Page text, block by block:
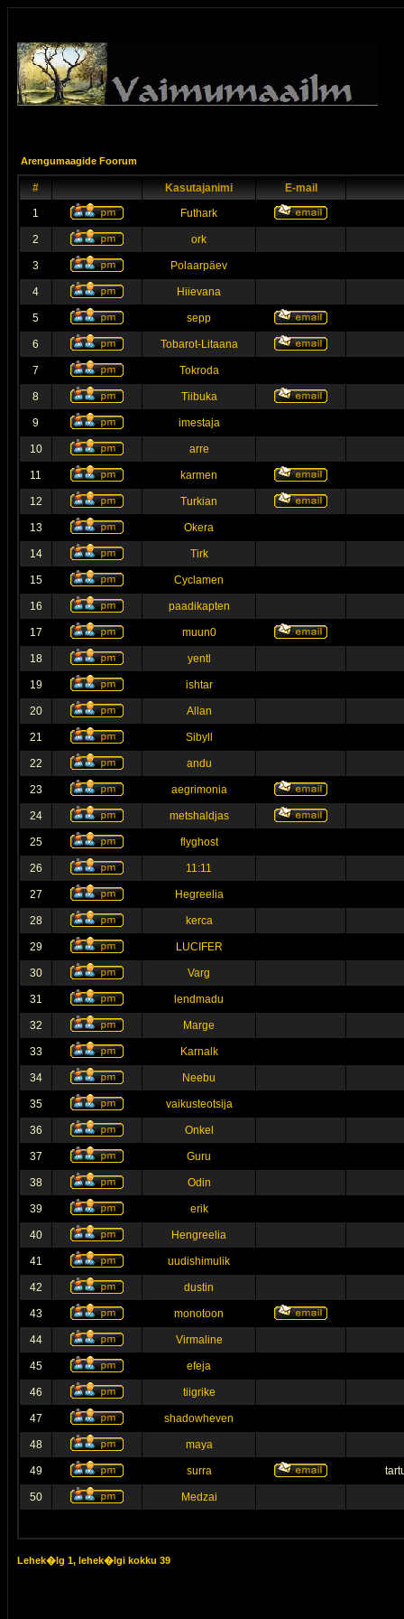
Arengumaagide Foorum
# Kasutajanimi
E-mail
1
Futhark
2 ork
3 Polaarpäev
4 Hiievana
5 sepp
6 Tobarot-Litaana
7 Tokroda
8 Tiibuka
9 imestaja
10 arre
11 karmen
12 Turkian
13 Okera
14 Tirk
15 Cyclamen
16 paadikapten
17 muun0
18 yentl
19 ishtar
20 Allan
21 Sibyll
22 andu
23 aegrimonia
24 metshaldjas
25 flyghost
26 11:11
27 Hegreelia
28 kerca
29 LUCIFER
30 Varg
31 lendmadu
32 Marge
33 Karnalk
34 Neebu
35 vaikusteotsija
36 Onkel
37 Guru
38 Odin
39 erik
40 Hengreelia
41 uudishimulik
42 dustin
43 monotoon
44 Virmaline
45 efeja
46 tiigrike
47 shadowheven
48 maya
49 surra
50 Medzai
Lehek�lg 1, lehek�lgi kokku 39